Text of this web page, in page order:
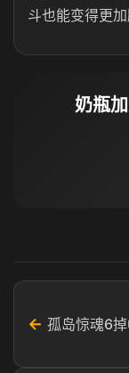
斗也能变得更
奶瓶
← 孤岛惊魂6